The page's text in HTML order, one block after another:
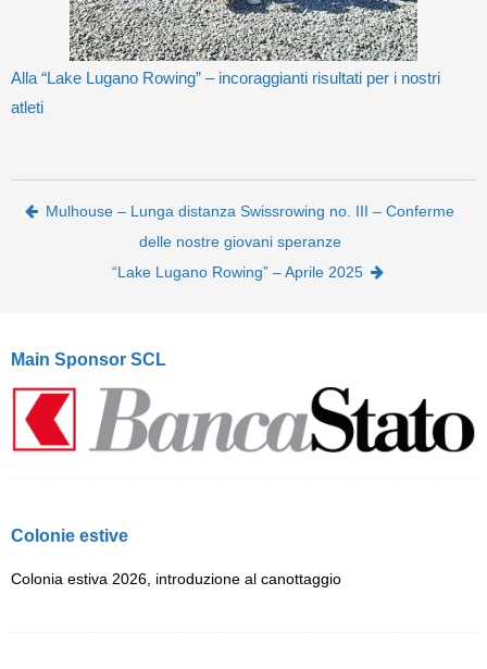
Alla “Lake Lugano Rowing” – incoraggianti risultati per i nostri
atleti
Post navigation
Mulhouse – Lunga distanza Swissrowing no. III – Conferme
delle nostre giovani speranze
“Lake Lugano Rowing” – Aprile 2025
Main Sponsor SCL
Colonie estive
Colonia estiva 2026, introduzione al canottaggio